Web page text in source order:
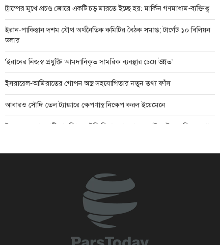
ট্রাম্পের মুখে প্রচণ্ড জোরে একটি চড় মারতে ইচ্ছে হয়: মার্কিন গণমাধ্যম-ব্যক্তিত্ব
ইরান-পাকিস্তান দশম যৌথ অর্থনৈতিক কমিটির বৈঠক সমাপ্ত; টার্গেট ১০ বিলিয়ন
ডলার
'ইরানের নিজস্ব প্রযুক্তি আমদানিকৃত সামরিক ব্যবস্থার চেয়ে উন্নত'
ইসরায়েল-আমিরাতের গোপন অস্ত্র সহযোগিতার নতুন তথ্য ফাঁস
আবারও সৌদি তেল ট্যাঙ্কারে ক্ষেপণাস্ত্র নিক্ষেপ করল ইয়েমেনে
ইয়েমেনের রাজধানী প্রকম্পিত সৌদি বিমান হামলায়, দুবাইয়ে ইয়েমেনি ক্ষেপণাস্ত্র
দিল্লিতে সংবাদ সম্মেলনে শেখ হাসিনাকে কথা বলার অনুমতি দেওয়ায় ঢাকার
শান্তি প্রচেষ্টায় বাধা দিচ্ছে ইসরায়েল: তুর্কি পররাষ্ট্রমন্ত্রী